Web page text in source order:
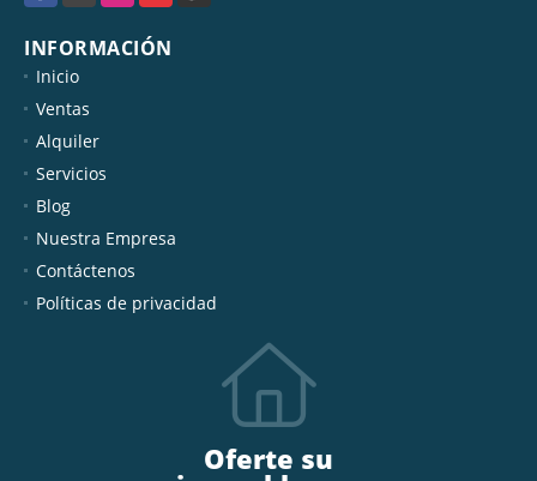
INFORMACIÓN
Inicio
Ventas
Alquiler
Servicios
Blog
Nuestra Empresa
Contáctenos
Políticas de privacidad
Oferte su